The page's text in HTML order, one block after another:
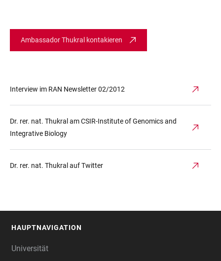
Ambassador Thukral kontakieren
Interview im RAN Newsletter 02/2012
Dr. rer. nat. Thukral am CSIR-Institute of Genomics and
Integrative Biology
Dr. rer. nat. Thukral auf Twitter
HAUPTNAVIGATION
Universität